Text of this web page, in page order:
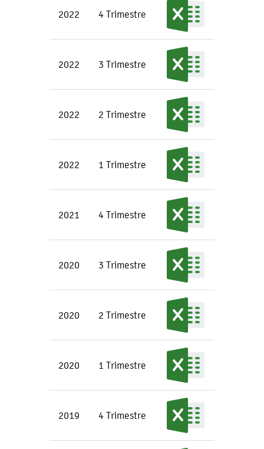
2022 4 Trimestre
2022 3 Trimestre
2022 2 Trimestre
2022 1 Trimestre
2021 4 Trimestre
2020 3 Trimestre
2020 2 Trimestre
2020 1 Trimestre
2019 4 Trimestre